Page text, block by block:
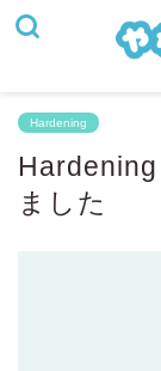
Hardening
ました